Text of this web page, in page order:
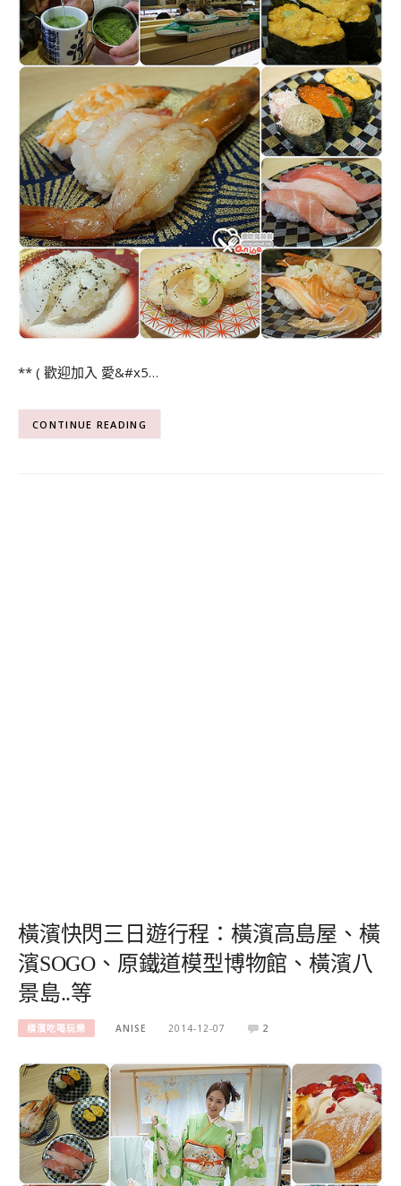
** ( 歡迎加入 愛&#x5…
CONTINUE READING
橫濱快閃三日遊行程：橫濱高島屋、橫
濱SOGO、原鐵道模型博物館、橫濱八
景島..等
橫濱吃喝玩樂 ANISE 2014-12-07 2